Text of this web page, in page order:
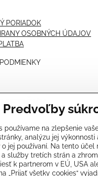
PORIADOK
OSOBNÝCH ÚDAJOV
PRE
- VIDEÁ
V TALIANSKU
Predvoľby
používame na zlepšenie
analýzu jej výkonnosti
o jej používaní. Na tento účel
a služby tretích strán a
k partnerom v EÚ, USA
„Prijať všetky cookies“